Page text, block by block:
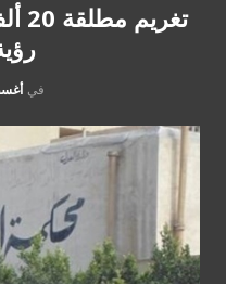
في أغسطس